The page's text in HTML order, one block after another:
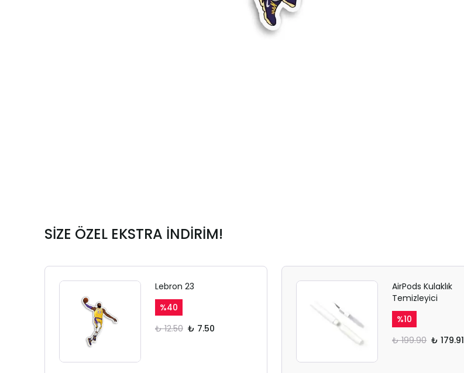
SİZE ÖZEL EKSTRA İNDİRİM!
Lebron 23
%40
₺ 12.50 ₺ 7.50
AirPods Kulaklık
Temizleyici
%10
₺ 199.90 ₺ 179.91
SAFARİ GİZLİ SEKME